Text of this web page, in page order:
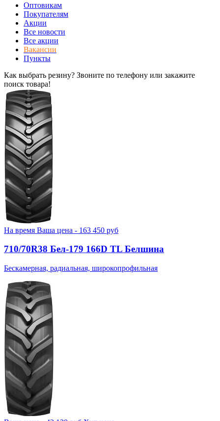
Оптовикам
Покупателям
Акции
Все новости
Все акции
Вакансии
Пункты
Как выбрать резину? Звоните по телефону или закажите
поиск товара!
На время Ваша цена - 163 450 руб
710/70R38 Бел-179 166D TL Белшина
Бескамерная, радиальная, широкопрофильная